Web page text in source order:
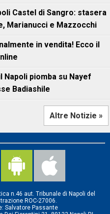
Castel di Sangro: stasera
Marianucci e Mazzocchi
in vendita! Ecco il
Napoli piomba su Nayef
Badiashile
Altre Notizie »
n.46 aut. Tribunale di Napoli del
ROC-27006.
Salvatore Passante